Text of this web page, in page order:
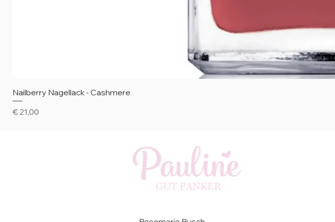
Nailberry Nagellack - Cashmere
Preis
€ 21,00